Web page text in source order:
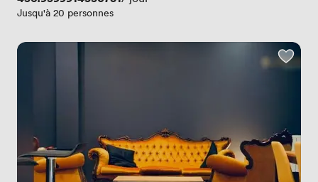
Jusqu'à 20 personnes